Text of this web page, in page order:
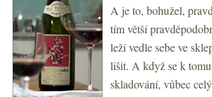
A je to, bohužel,
tím větší
leží vedle sebe ve
lišit. A když se k
skladování, vůbec